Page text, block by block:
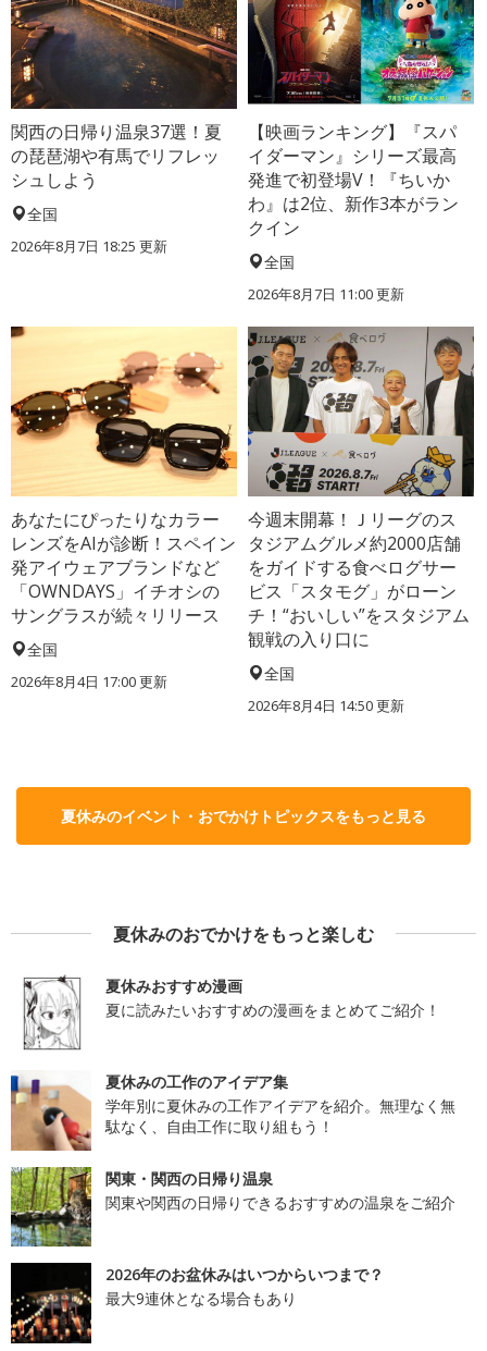
関西の日帰り温泉37選！夏
の琵琶湖や有馬でリフレッ
シュしよう
全国
2026年8月7日 18:25 更新
【映画ランキング】『スパ
イダーマン』シリーズ最高
発進で初登場V！『ちいか
わ』は2位、新作3本がラン
クイン
全国
2026年8月7日 11:00更新
あなたにぴったりなカラー
レンズをAIが診断！スペイン
発アイウェアブランドなど
「OWNDAYS」イチオシの
サングラスが続々リリース
全国
2026年8月4日 17:00更新
今週末開幕！Ｊリーグのス
タジアムグルメ約2000店舗
をガイドする食べログサー
ビス「スタモグ」がローン
チ！“おいしい”をスタジアム
観戦の入り口に
全国
2026年8月4日 14:50更新
夏休みのイベント・おでかけトピックスをもっと見る
夏休みのおでかけをもっと楽しむ
夏休みおすすめ漫画
夏に読みたいおすすめの漫画をまとめてご紹介！
夏休みの工作のアイデア集
学年別に夏休みの工作アイデアを紹介。無理なく無
駄なく、自由工作に取り組もう！
関東・関西の日帰り温泉
関東や関西の日帰りできるおすすめの温泉をご紹介
2026年のお盆休みはいつからいつまで？
最大9連休となる場合もあり